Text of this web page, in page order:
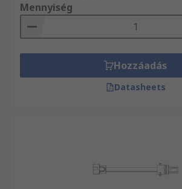
Mennyiség
Hozzáadás
Datasheets